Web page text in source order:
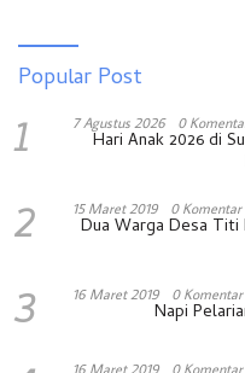
Popular Post
1 7 Agustus 2026 0
Hari Anak 2026 di
2 15 Maret 2019 0 Komentar
Dua Warga Desa Titi
3 16 Maret 2019 0 Komentar
Napi
16 Maret 2019 0 Komentar